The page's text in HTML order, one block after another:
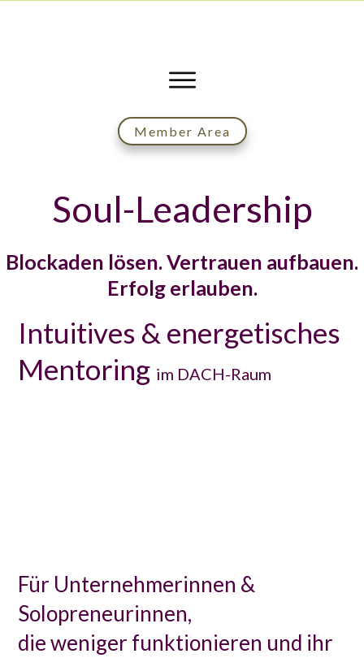
Member Area
Soul-Leadership
Blockaden lösen. Vertrauen aufbauen.
Erfolg erlauben.
Intuitives & energetisches
Mentoring im DACH-Raum
Für Unternehmerinnen &
Solopreneurinnen,
die weniger funktionieren und ihr